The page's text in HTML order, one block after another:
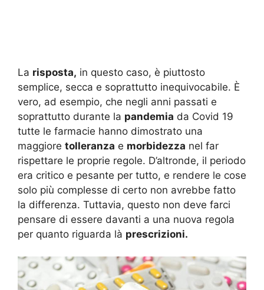
La risposta, in questo caso, è piuttosto
semplice, secca e soprattutto inequivocabile. È
vero, ad esempio, che negli anni passati e
soprattutto durante la pandemia da Covid 19
tutte le farmacie hanno dimostrato una
maggiore tolleranza e morbidezza nel far
rispettare le proprie regole. D’altronde, il periodo
era critico e pesante per tutto, e rendere le cose
solo più complesse di certo non avrebbe fatto
la differenza. Tuttavia, questo non deve farci
pensare di essere davanti a una nuova regola
per quanto riguarda là prescrizioni.